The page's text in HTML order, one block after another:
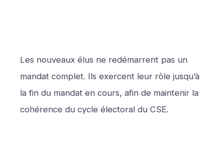
Les nouveaux élus ne redémarrent pas un
mandat complet. Ils exercent leur rôle jusqu’à
la fin du mandat en cours, afin de maintenir la
cohérence du cycle électoral du CSE.